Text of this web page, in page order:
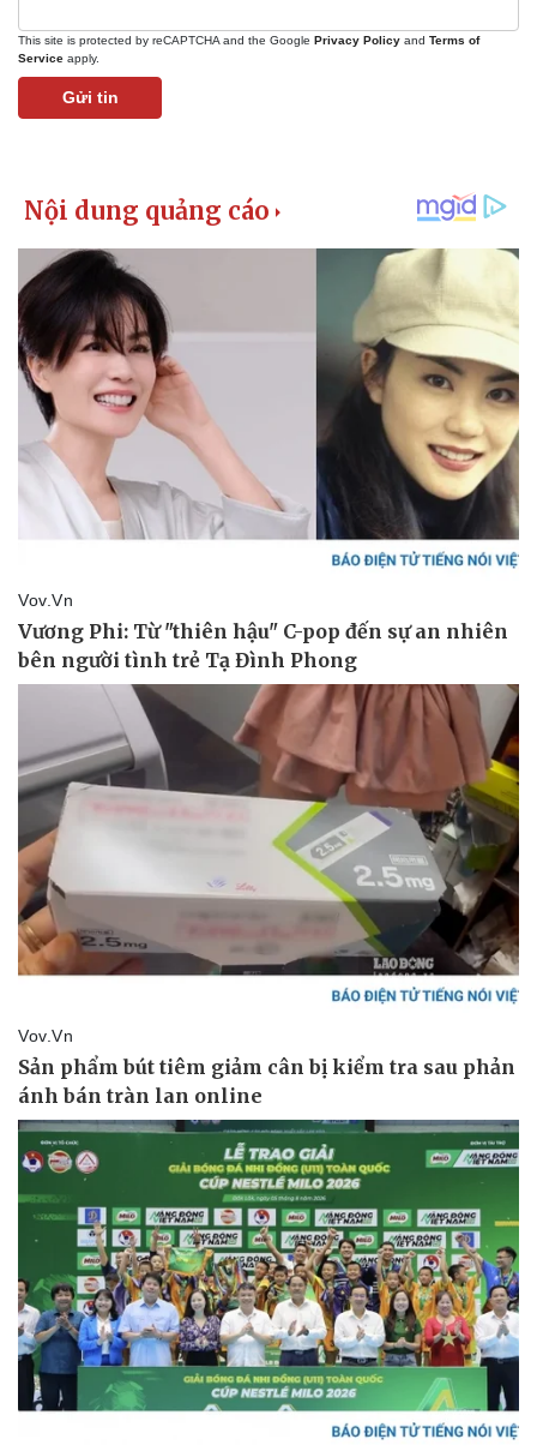
Kinh tế
Bất động sản
Khởi nghiệp
Thị trường
Giá vàng
Tiêu dùng
Tỷ giá
Chứng khoán
Giá cà phê
This site is protected by reCAPTCHA and the Google Privacy Policy and Terms of
Service apply.
Gửi tin